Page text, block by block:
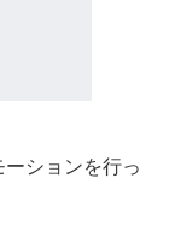
ションを行っ